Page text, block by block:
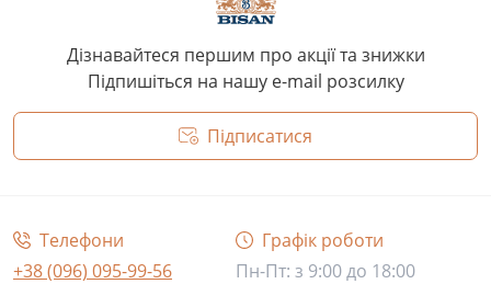
Дізнавайтеся першим про акції та знижки
Підпишіться на нашу e-mail розсилку
Підписатися
Політика конфіденційності
Телефони
+38 (096) 095-99-56
Графік роботи
Пн-Пт: з 9:00 до 18:00